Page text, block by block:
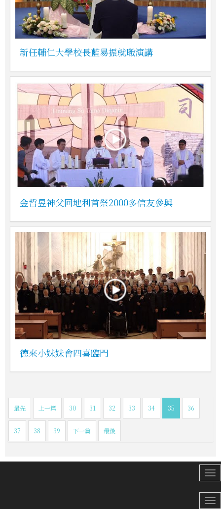
新任輔仁大學校長藍易振就職演講
金哲昱神父回地利首祭2000多信友參與
德來小妹妹會四喜臨門
最先 上一篇 30 31 32 33 34 35 36
37 38 39 下一篇 最後